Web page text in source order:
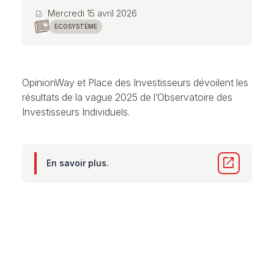
description Mercredi 15 avril 2026
ECOSYSTÈME
OpinionWay et Place des Investisseurs dévoilent les
résultats de la vague 2025 de l’Observatoire des
Investisseurs Individuels.
En savoir plus. open_in_new